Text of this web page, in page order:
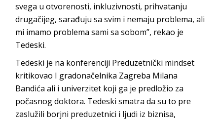
svega u otvorenosti, inkluzivnosti, prihvatanju
drugačijeg, sarađuju sa svim i nemaju problema, ali
mi imamo problema sami sa sobom”, rekao je
Tedeski.
Tedeski je na konferenciji Preduzetnički mindset
kritikovao I gradonačelnika Zagreba Milana
Bandića ali i univerzitet koji ga je predložio za
počasnog doktora. Tedeski smatra da su to pre
zaslužili borjni preduzetnici i ljudi iz biznisa,